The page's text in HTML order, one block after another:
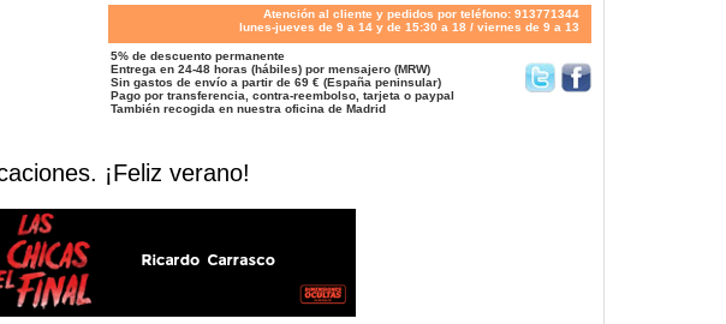
Atención al cliente y pedidos por teléfono: 913771344
lunes-jueves de 9 a 14 y de 15:30 a 18 / viernes de 9 a 13
5% de descuento permanente
Entrega en 24-48 horas (hábiles) por mensajero (MRW)
Sin gastos de envío a partir de 69 € (España peninsular)
Pago por transferencia, contra-reembolso, tarjeta o paypal
También recogida en nuestra oficina de Madrid
¡Feliz verano!